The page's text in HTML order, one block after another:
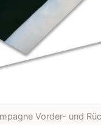
Vorder- und